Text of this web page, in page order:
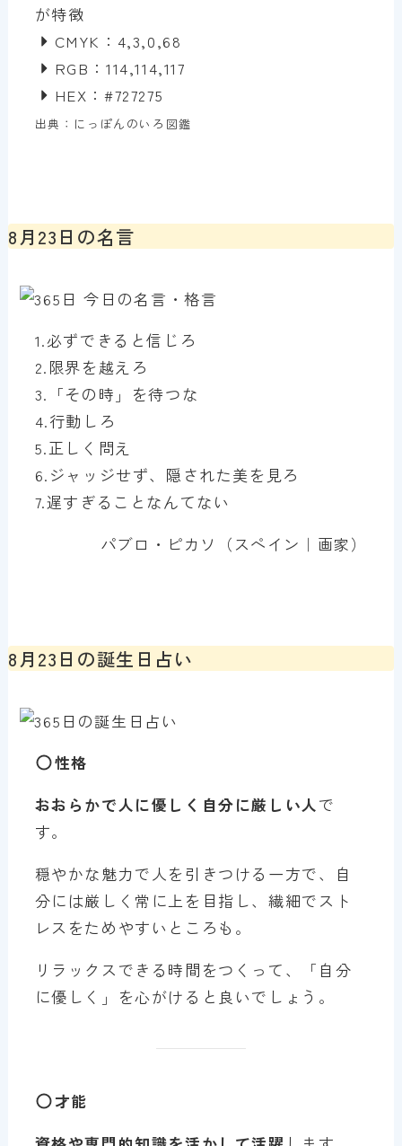
が特徴
CMYK：4,3,0,68
RGB：114,114,117
HEX：#727275
出典：にっぽんのいろ図鑑
8月23日の名言
1.必ずできると信じろ
2.限界を越えろ
3.「その時」を待つな
4.行動しろ
5.正しく問え
6.ジャッジせず、隠された美を見ろ
7.遅すぎることなんてない
パブロ・ピカソ（スペイン｜画家）
8月23日の誕生日占い
性格
おおらかで人に優しく自分に厳しい人 で
す。
穏やかな魅力で人を引きつける一方で、自
分には厳しく常に上を目指し、繊細でスト
レスをためやすいところも。
リラックスできる時間をつくって、「自分
に優しく」を心がけると良いでしょう。
才能